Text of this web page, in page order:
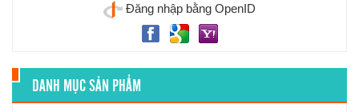
Đăng nhập bằng OpenID
DANH MỤC SẢN PHẨM